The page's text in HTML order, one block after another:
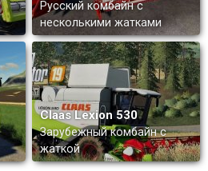
Русский комбайн с
несколькими жатками
Claas Lexion 530
Зарубежный комбайн с
жаткой